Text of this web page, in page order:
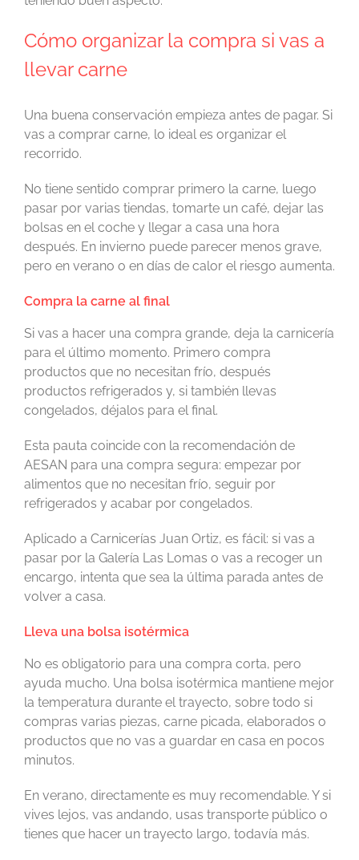
Cómo organizar la compra si vas a
llevar carne
Una buena conservación empieza antes de pagar. Si
vas a comprar carne, lo ideal es organizar el
recorrido.
No tiene sentido comprar primero la carne, luego
pasar por varias tiendas, tomarte un café, dejar las
bolsas en el coche y llegar a casa una hora
después. En invierno puede parecer menos grave,
pero en verano o en días de calor el riesgo aumenta.
Compra la carne al final
Si vas a hacer una compra grande, deja la carnicería
para el último momento. Primero compra
productos que no necesitan frío, después
productos refrigerados y, si también llevas
congelados, déjalos para el final.
Esta pauta coincide con la recomendación de
AESAN para una compra segura: empezar por
alimentos que no necesitan frío, seguir por
refrigerados y acabar por congelados.
Aplicado a Carnicerías Juan Ortiz, es fácil: si vas a
pasar por la Galería Las Lomas o vas a recoger un
encargo, intenta que sea la última parada antes de
volver a casa.
Lleva una bolsa isotérmica
No es obligatorio para una compra corta, pero
ayuda mucho. Una bolsa isotérmica mantiene mejor
la temperatura durante el trayecto, sobre todo si
compras varias piezas, carne picada, elaborados o
productos que no vas a guardar en casa en pocos
minutos.
En verano, directamente es muy recomendable. Y si
vives lejos, vas andando, usas transporte público o
tienes que hacer un trayecto largo, todavía más.